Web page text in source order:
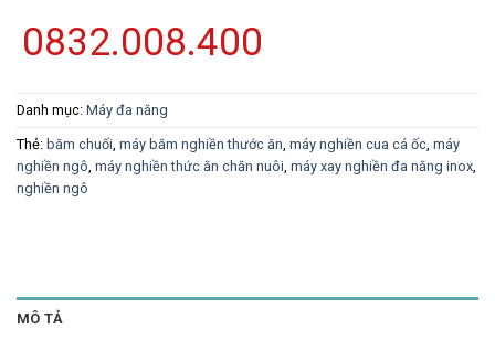
0832.008.400
Danh mục: Máy đa năng
Thẻ: băm chuối, máy băm nghiền thước ăn, máy nghiền cua cá ốc, máy
nghiền ngô, máy nghiền thức ăn chăn nuôi, máy xay nghiền đa năng inox,
nghiền ngô
MÔ TẢ